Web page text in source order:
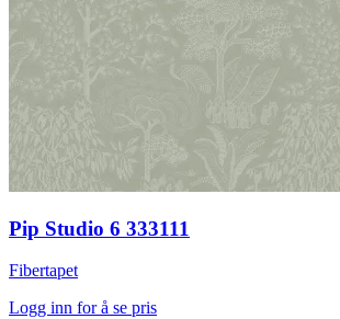
Pip Studio 6 333111
Fibertapet
Logg inn for å se pris